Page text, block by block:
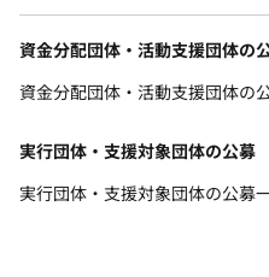
資金分配団体・活動支援団体の
資金分配団体・活動支援団体の
実行団体・支援対象団体の公募
実行団体・支援対象団体の公募